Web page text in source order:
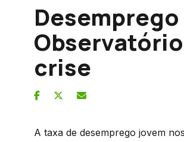
crise
A taxa de desemprego jovem